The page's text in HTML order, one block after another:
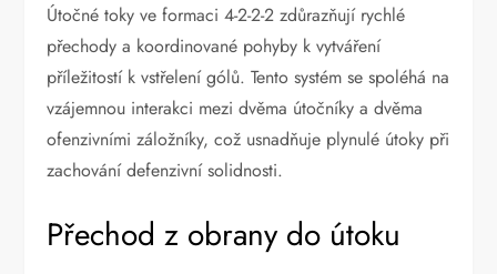
Útočné toky ve formaci 4-2-2-2 zdůrazňují rychlé
přechody a koordinované pohyby k vytváření
příležitostí k vstřelení gólů. Tento systém se spoléhá na
vzájemnou interakci mezi dvěma útočníky a dvěma
ofenzivními záložníky, což usnadňuje plynulé útoky při
zachování defenzivní solidnosti.
Přechod z obrany do útoku